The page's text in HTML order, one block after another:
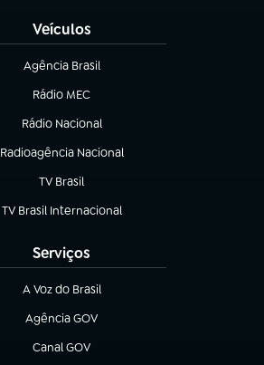
Veículos
Agência Brasil
(abre em nova aba)
Rádio MEC
(abre em nova aba)
Rádio Nacional
Radioagência Nacional
(abre em nova aba)
TV Brasil
(abre em nova aba)
TV Brasil Internacional
(abre em nova aba)
Serviços
A Voz do Brasil
(abre em nova aba)
Agência GOV
(abre em nova aba)
Canal GOV
(abre em nova aba)